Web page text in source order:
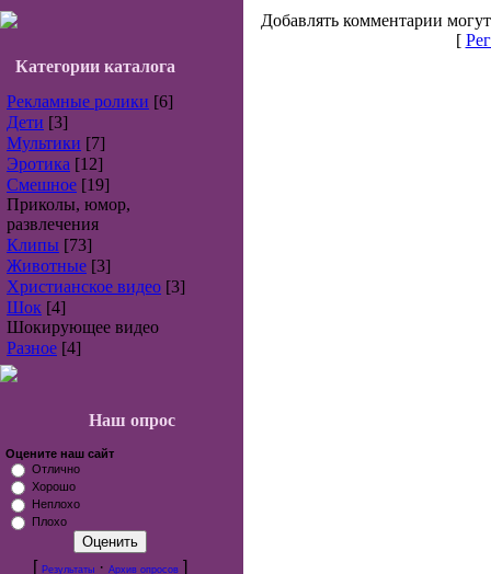
Категории каталога
Рекламные ролики [6]
Дети [3]
Мультики [7]
Эротика [12]
Смешное [19]
Приколы, юмор,
развлечения
Клипы [73]
Животные [3]
Христианское видео [3]
Шок [4]
Шокирующее видео
Разное [4]
Наш опрос
Оцените наш сайт
Отлично
Хорошо
Неплохо
Плохо
[ Результаты· Архив опросов]
Добавлять комментарии
[